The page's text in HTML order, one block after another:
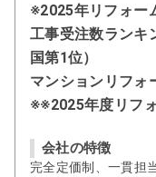
※2025年リフォー
工事受注数ランキ
国第1位）
マンションリフォ
※※2025年度リフ
会社の特徴
完全定価制、一貫担